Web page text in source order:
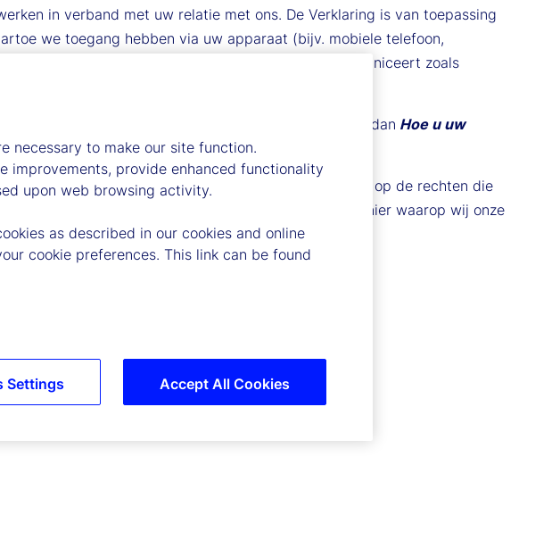
in verband met uw relatie met ons. De Verklaring is van toepassing
we toegang hebben via uw apparaat (bijv. mobiele telefoon,
of wanneer u op een andere manier met ons communiceert zoals
is voor de dienst die voor u relevant is, raadpleeg dan Hoe u uw
en regelgeving uitzonderingen kunnen zijn op de rechten die
te passen aan de wettelijke vereisten en aan de manier waarop wij onze
Verklaring.
necessary to make our site function.
improvements, provide enhanced functionality
upon web browsing activity.
as described in our cookies and online
cookie preferences. This link can be found
Accept All Cookies
Settings